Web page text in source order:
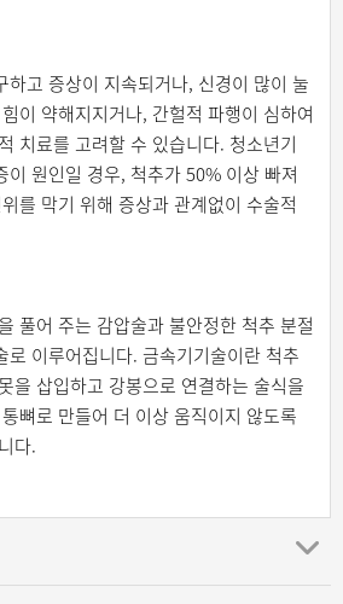
하고 증상이 지속되거나, 신경이 많이 눌
이 약해지지거나, 간헐적 파행이 심하여
치료를 고려할 수 있습니다. 청소년기
이 원인일 경우, 척추가 50% 이상 빠져
를 막기 위해 증상과 관계없이 수술적
풀어 주는 감압술과 불안정한 척추 분절
로 이루어집니다. 금속기기술이란 척추
을 삽입하고 강봉으로 연결하는 술식을
뼈로 만들어 더 이상 움직이지 않도록
다.